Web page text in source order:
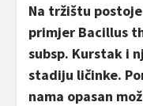
Na tržištu
primjer Bacillus
subsp. Kurstak i
stadiju ličinke.
nama opasan